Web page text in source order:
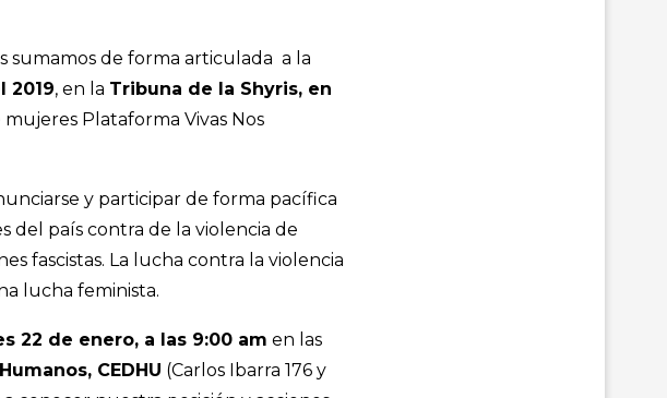
sumamos de forma articulada a la
2019, en la Tribuna de la Shyris, en
Plataforma Vivas Nos
y participar de forma pacífica
del país contra de la violencia de
fascistas. La lucha contra la violencia
lucha feminista.
22 de enero, a las 9:00 am en las
CEDHU (Carlos Ibarra 176 y